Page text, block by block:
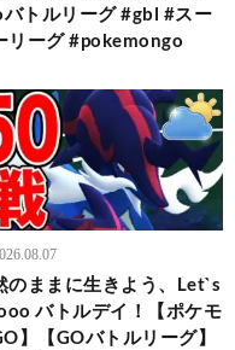
トルリーグ #gbl #スー
リーグ #pokemongo
のままに生きよう、Let`s
バトルデイ！【ポケモ
】【GOバトルリーグ】